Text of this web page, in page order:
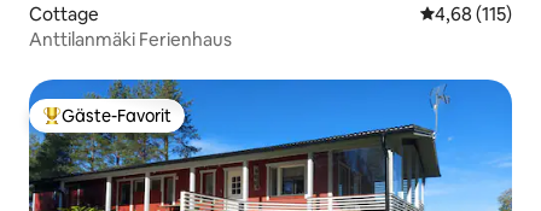
Cottage
4,68 (115)
Anttilanmäki Ferienhaus
Beliebter Gäste-Favorit.
Gäste-Favorit